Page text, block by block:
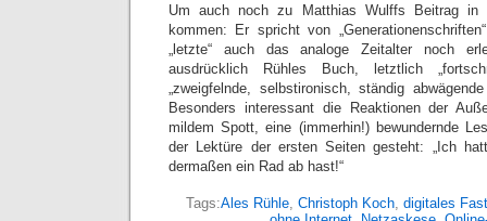
Um auch noch zu Matthias Wulffs Beitrag
kommen: Er spricht von
„letzte“ auch das analoge Zeitalter noch
ausdrücklich Rühles Buch, letztlich
„zweigfelnde, selbstironisch, ständig
Besonders interessant die Reaktionen der
mildem Spott, eine (immerhin!) bewundernde
der Lektüre der ersten Seiten gesteht: „Ich
dermaßen ein Rad ab hast!“
Tags:Ales Rühle, Christoph Koch, digitales